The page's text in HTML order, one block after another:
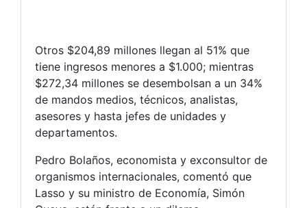
Otros $204,89 millones llegan al 51% que
tiene ingresos menores a $1.000; mientras
$272,34 millones se desembolsan a un 34%
de mandos medios, técnicos, analistas,
asesores y hasta jefes de unidades y
departamentos.
Pedro Bolaños, economista y exconsultor de
organismos internacionales, comentó que
Lasso y su ministro de Economía, Simón